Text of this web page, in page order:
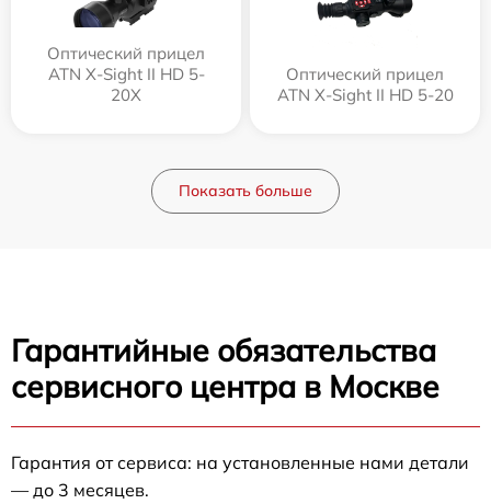
Оптический прицел
ATN X-Sight II HD 5-
20X
Оптический прицел
ATN X-Sight II HD 5-20
Показать больше
Гарантийные обязательства
сервисного центра в Москве
Гарантия от сервиса: на установленные нами детали
— до 3 месяцев.